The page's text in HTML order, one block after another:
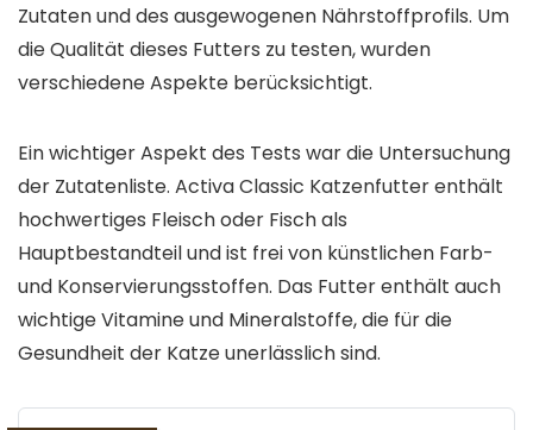
Zutaten und des ausgewogenen Nährstoffprofils. Um
die Qualität dieses Futters zu testen, wurden
verschiedene Aspekte berücksichtigt.
Ein wichtiger Aspekt des Tests war die Untersuchung
der Zutatenliste. Activa Classic Katzenfutter enthält
hochwertiges Fleisch oder Fisch als
Hauptbestandteil und ist frei von künstlichen Farb-
und Konservierungsstoffen. Das Futter enthält auch
wichtige Vitamine und Mineralstoffe, die für die
Gesundheit der Katze unerlässlich sind.